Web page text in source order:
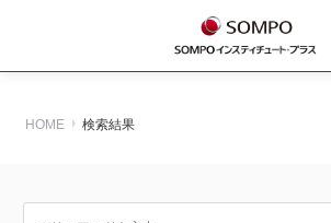
HOME 検索結果